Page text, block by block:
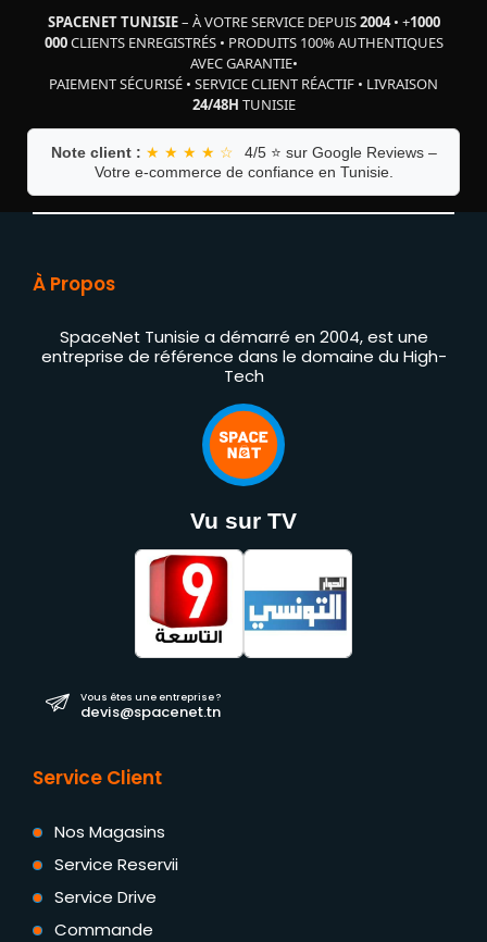
SPACENET TUNISIE– À VOTRE SERVICE DEPUIS2004• +1000
000CLIENTS ENREGISTRÉS• PRODUITS 100% AUTHENTIQUES
AVEC GARANTIE•
PAIEMENT SÉCURISÉ • SERVICE CLIENT RÉACTIF • LIVRAISON
24/48H TUNISIE
Note client : ★ ★ ★ ★ ☆
4/5 ⭐ sur Google Reviews –
Votre e-commerce de confiance en Tunisie.
À Propos
SpaceNet Tunisie a démarré en 2004, est une
entreprise de référence dans le domaine du High-
Tech
Vu sur TV
Vous êtes une entreprise ?
devis@spacenet.tn
Service Client
Nos Magasins
Service Reservii
Service Drive
Commande